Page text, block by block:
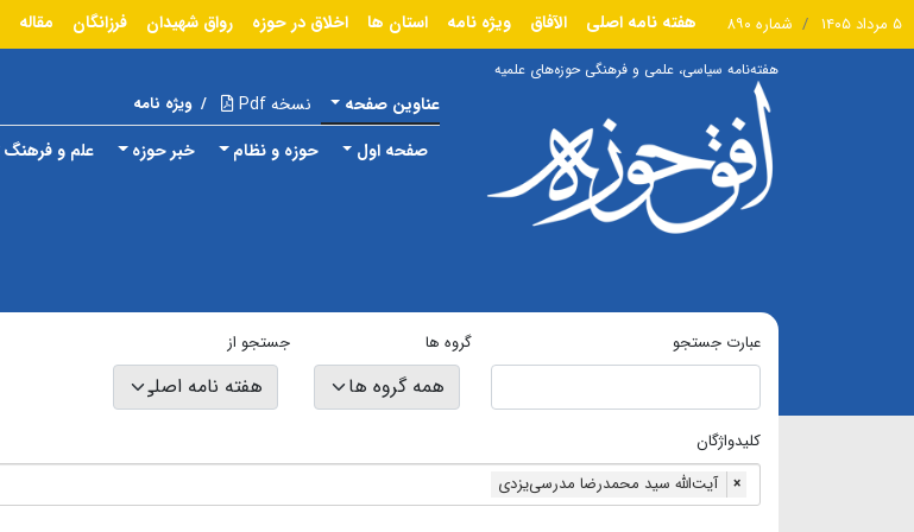
۵ مرداد ۱۴۰۵ شماره ۸۹۰ هفته نامه اصلی الآفاق ویژه نامه استان ها اخلاق در حوزه رواق شهیدان فرزانگان مقاله
هفته‌نامه سیاسی، علمی و فرهنگی حوزه‌های علمیه
عناوین صفحه نسخه Pdf / ویژه نامه
صفحه اول حوزه و نظام خبر حوزه علم و فرهنگ
عبارت جستجو گروه ها جستجو از
کلیدواژگان
آیت‌الله سید محمدرضا مدرسی‌یزدی
×